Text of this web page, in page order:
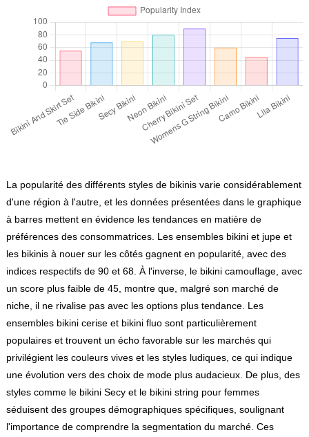
La popularité des différents styles de bikinis varie considérablement
d'une région à l'autre, et les données présentées dans le graphique
à barres mettent en évidence les tendances en matière de
préférences des consommatrices. Les ensembles bikini et jupe et
les bikinis à nouer sur les côtés gagnent en popularité, avec des
indices respectifs de 90 et 68. À l'inverse, le bikini camouflage, avec
un score plus faible de 45, montre que, malgré son marché de
niche, il ne rivalise pas avec les options plus tendance. Les
ensembles bikini cerise et bikini fluo sont particulièrement
populaires et trouvent un écho favorable sur les marchés qui
privilégient les couleurs vives et les styles ludiques, ce qui indique
une évolution vers des choix de mode plus audacieux. De plus, des
styles comme le bikini Secy et le bikini string pour femmes
séduisent des groupes démographiques spécifiques, soulignant
l'importance de comprendre la segmentation du marché. Ces